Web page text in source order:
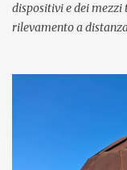
dispositivi e dei
rilevamento a
del C.d.S., in
provvedimento,